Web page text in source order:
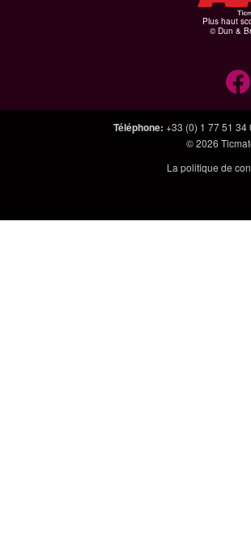
Plus haut
© Dun &
Téléphone: +33 (0) 1 77 51 34
© 2026
La politique de